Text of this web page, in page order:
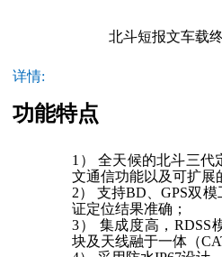
北斗短报文车载
详情:
功能特点
1）全天候的北斗三代
文通信功能以及可扩展
2）支持BD、GPS双
证定位结果准确；
3） 集成度高，RDSS
块及天线融于一体（